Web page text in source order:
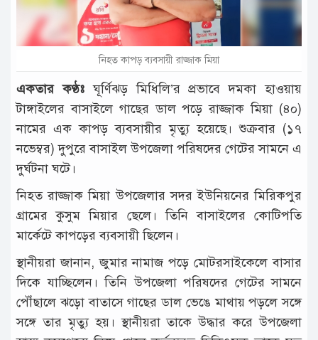
রাজনীতি
অপরাধ
বিনোদন
খেলাধুলা
চাকরি
লাইফ
স্টাইল
অন্যান্য
নিহত কাপড় ব্যবসায়ী রাজ্জাক মিয়া
একতার কণ্ঠঃঘূর্ণিঝড় মিধিলি’র প্রভাবে দমকা হাওয়ায়
টাঙ্গাইলের বাসাইলে গাছের ডাল পড়ে রাজ্জাক মিয়া (৪০)
নামের এক কাপড় ব্যবসায়ীর মৃত্যু হয়েছে। শুক্রবার (১৭
নভেম্বর) দুপুরে বাসাইল উপজেলা পরিষদের গেটের সামনে এ
দুর্ঘটনা ঘটে।
নিহত রাজ্জাক মিয়া উপজেলার সদর ইউনিয়নের মিরিকপুর
গ্রামের কুসুম মিয়ার ছেলে। তিনি বাসাইলের কোটিপতি
মার্কেটে কাপড়ের ব্যবসায়ী ছিলেন।
স্থানীয়রা জানান, জুমার নামাজ পড়ে মোটরসাইকেলে বাসার
দিকে যাচ্ছিলেন। তিনি উপজেলা পরিষদের গেটের সামনে
পৌঁছালে ঝড়ো বাতাসে গাছের ডাল ভেঙে মাথায় পড়লে সঙ্গে
সঙ্গে তার মৃত্যু হয়। স্থানীয়রা তাকে উদ্ধার করে উপজেলা